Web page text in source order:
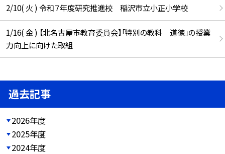
2/10( 火 ) 令和７年度研究推進校 稲沢市立小正小学校
1/16( 金 ) 【北名古屋市教育委員会】「特別の教科 道徳」の授業
力向上に向けた取組
過去記事
2026年度
2025年度
2024年度